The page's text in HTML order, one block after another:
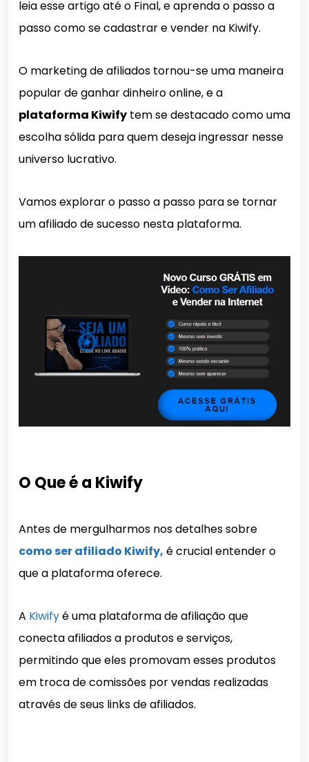
leia esse artigo até o Final, e aprenda o passo a
passo como se cadastrar e vender na Kiwify.
O marketing de afiliados tornou-se uma maneira
popular de ganhar dinheiro online, e a
plataforma Kiwify tem se destacado como uma
escolha sólida para quem deseja ingressar nesse
universo lucrativo.
Vamos explorar o passo a passo para se tornar
um afiliado de sucesso nesta plataforma.
O Que é a Kiwify
Antes de mergulharmos nos detalhes sobre
como ser afiliado Kiwify, é crucial entender o
que a plataforma oferece.
A Kiwifyé uma plataforma de afiliação que
conecta afiliados a produtos e serviços,
permitindo que eles promovam esses produtos
em troca de comissões por vendas realizadas
através de seus links de afiliados.